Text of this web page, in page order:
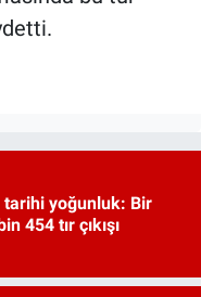
tarihi yoğunluk: Bir
454 tır çıkışı